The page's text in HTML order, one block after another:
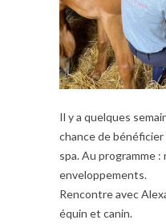
Il y a quelques
chance de bénéficier
spa. Au programme :
enveloppements.
Rencontre avec
équin et canin.